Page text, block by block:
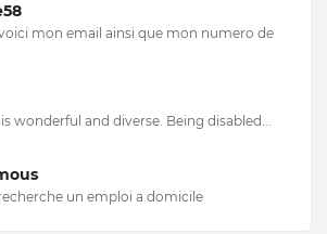
mon email ainsi que mon numero de
wonderful and diverse. Being disabled...
un emploi a domicile